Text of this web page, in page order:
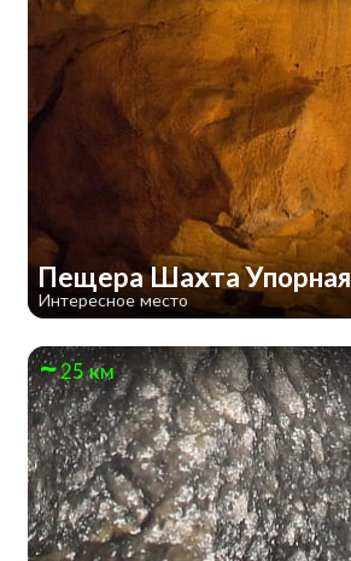
Пещера Шахта Упорная
Интересное место
25 км